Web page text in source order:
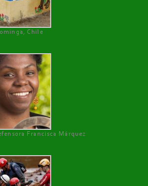
Chile
Francisca Márquez